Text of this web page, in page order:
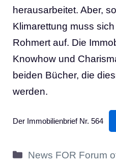
herausarbeitet. Aber,
Klimarettung muss
Rohmert auf. Die
Knowhow und
beiden Bücher, die
werden.
Der Immobilienbrief Nr. 564
Kategorien
News FOR Forum